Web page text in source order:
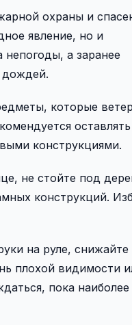
охраны и
явление, но и
а заранее
дождей.
которые
оставлять
конструкциями.
не стойте под
конструкций.
на руле, снижайте
плохой видимости
пока наиболее